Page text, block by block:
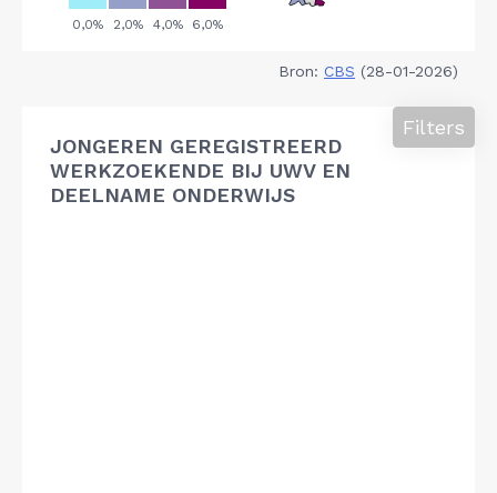
Bron: CBS (28-01-2026)
JONGEREN GEREGISTREERD
WERKZOEKENDE BIJ UWV EN
DEELNAME ONDERWIJS
Filters